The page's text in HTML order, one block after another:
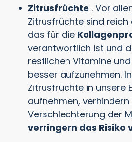
Zitrusfrüchte . Vor
Zitrusfrüchte sind reich
das für die
verantwortlich ist und
restlichen Vitamine
besser aufzunehmen.
Zitrusfrüchte in unsere
aufnehmen, verhindern
Verschlechterung der
verringern das Risiko